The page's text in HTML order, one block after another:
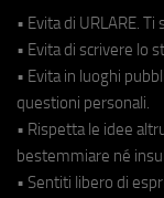
• Evita di URLARE. Ti
• Evita di scrivere lo
• Evita in luoghi
questioni personali.
• Rispetta le idee
bestemmiare né
• Sentiti libero di